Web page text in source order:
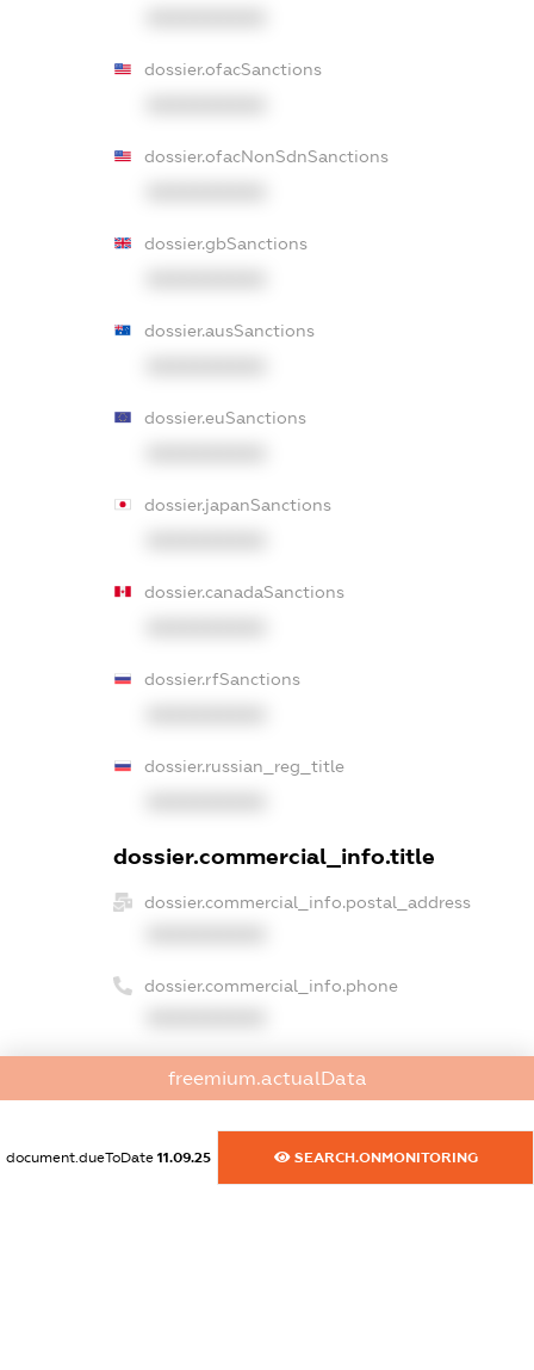
dossier.ofacSanctions
dossier.ofacNonSdnSanctions
dossier.gbSanctions
dossier.ausSanctions
dossier.euSanctions
dossier.japanSanctions
dossier.canadaSanctions
dossier.rfSanctions
dossier.russian_reg_title
dossier.commercial_info.title
dossier.commercial_info.postal_address
dossier.commercial_info.phone
dossier.commercial_info.fax
XXXXXXXXXX
dossier.commercial_info.email
XXXXXXXXXX
freemium.actualData
document.dueToDate 11.09.25 SEARCH.ONMONITORING